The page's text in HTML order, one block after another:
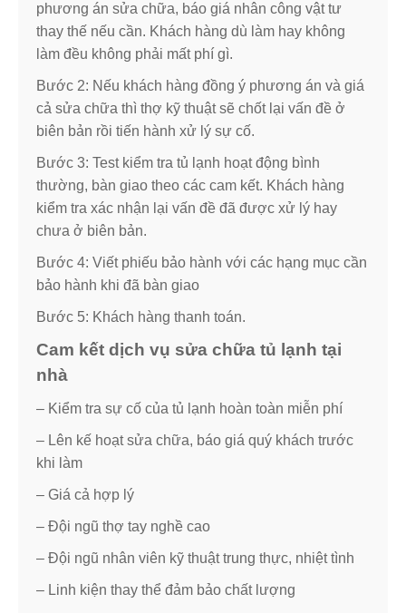
phương án sửa chữa, báo giá nhân công vật tư
thay thế nếu cần. Khách hàng dù làm hay không
làm đều không phải mất phí gì.
Bước 2: Nếu khách hàng đồng ý phương án và giá
cả sửa chữa thì thợ kỹ thuật sẽ chốt lại vấn đề ở
biên bản rồi tiến hành xử lý sự cố.
Bước 3: Test kiểm tra tủ lạnh hoạt động bình
thường, bàn giao theo các cam kết. Khách hàng
kiểm tra xác nhận lại vấn đề đã được xử lý hay
chưa ở biên bản.
Bước 4: Viết phiếu bảo hành với các hạng mục cần
bảo hành khi đã bàn giao
Bước 5: Khách hàng thanh toán.
Cam kết dịch vụ sửa chữa tủ lạnh tại
nhà
– Kiểm tra sự cố của tủ lạnh hoàn toàn miễn phí
– Lên kế hoạt sửa chữa, báo giá quý khách trước
khi làm
– Giá cả hợp lý
– Đội ngũ thợ tay nghề cao
– Đội ngũ nhân viên kỹ thuật trung thực, nhiệt tình
– Linh kiện thay thể đảm bảo chất lượng